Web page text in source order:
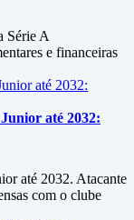
Série A
e financeiras
até 2032:
até 2032. Atacante
com o clube